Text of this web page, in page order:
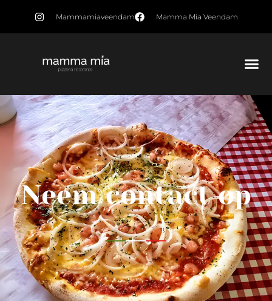
Mammamiaveendam Mamma Mia Veendam
Neem contact op